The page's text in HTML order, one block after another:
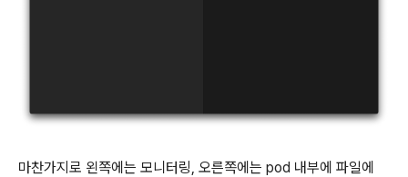
마찬가지로 왼쪽에는 모니터링, 오른쪽에는 pod 내부에 파일에